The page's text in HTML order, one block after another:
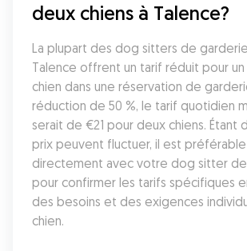
deux chiens à Talence?
La plupart des dog sitters de
Talence offrent un tarif réduit pour
chien dans une réservation de
réduction de 50 %, le tarif quotidien
serait de €21 pour deux chiens. Étant
prix peuvent fluctuer, il est
directement avec votre dog sitter
pour confirmer les tarifs spécifiques
des besoins et des exigences
chien.